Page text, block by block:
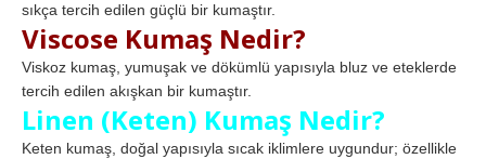
sıkça tercih edilen güçlü bir kumaştır.
Viscose Kumaş Nedir?
Viskoz kumaş, yumuşak ve dökümlü yapısıyla bluz ve eteklerde
tercih edilen akışkan bir kumaştır.
Linen (Keten) Kumaş Nedir?
Keten kumaş, doğal yapısıyla sıcak iklimlere uygundur; özellikle